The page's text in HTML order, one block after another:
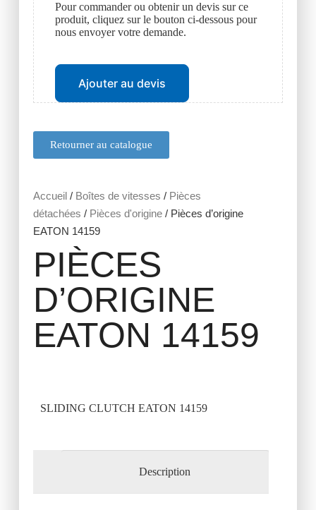
Retourner au catalogue
Accueil/ Boîtes de vitesses / Pièces
détachées / Pièces d'origine/ Pièces d’origine
EATON 14159
PIÈCES
D’ORIGINE
EATON 14159
SLIDING CLUTCH EATON 14159
Description
Pour commander ou obtenir un devis sur ce
produit, cliquez sur le bouton ci-dessous pour
nous envoyer votre demande.
Ajouter au devis